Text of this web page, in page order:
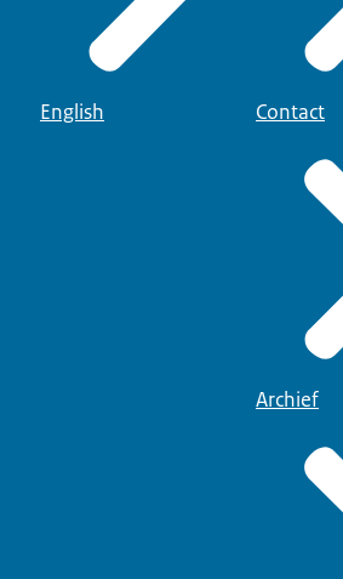
English Contact
Archief